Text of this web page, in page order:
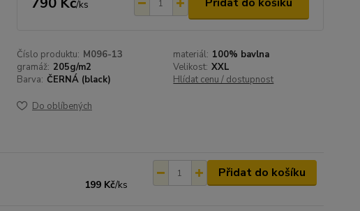
/ks
Číslo produktu: M096-13 materiál: 100% bavlna
gramáž: 205g/m2 Velikost: XXL
Barva: ČERNÁ (black) Hlídat cenu / dostupnost
Do oblíbených
199 Kč/ks
Přidat do košíku